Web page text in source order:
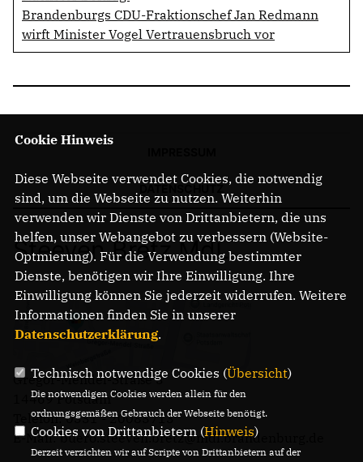
Brandenburgs CDU-Fraktionschef Jan Redmann
wirft Minister Vogel Vertrauensbruch vor
Steeven Bretz MdL
Gregor-Mendel-Straße 3
14469 Potsdam
Telefon: 0331 - 20085713
E-Mail: buero.steeven.bretz@mdl.brandenburg.de
Cookie Hinweis
Diese Webseite verwendet Cookies, die notwendig
sind, um die Webseite zu nutzen. Weiterhin
verwenden wir Dienste von Drittanbietern, die uns
helfen, unser Webangebot zu verbessern (Website-
Optmierung). Für die Verwendung bestimmter
Dienste, benötigen wir Ihre Einwilligung. Ihre
Einwilligung können Sie jederzeit widerrufen. Weitere
Informationen finden Sie in unserer
Datenschutzerklärung.
Technisch notwendige Cookies (Übersicht)
Die notwendigen Cookies werden allein für den
ordnungsgemäßen Gebrauch der Webseite benötigt.
Cookies von Drittanbietern (Hinweis)
Derzeit verzichten wir auf Scripte von Drittanbietern auf der